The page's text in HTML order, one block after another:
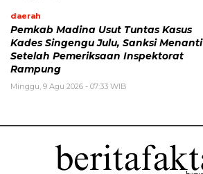
daerah
Pemkab Madina Usut Tuntas Kasus
Kades Singengu Julu, Sanksi Menanti
Setelah Pemeriksaan Inspektorat
Rampung
Minggu, 9 Agu 2026 - 07:33 WIB